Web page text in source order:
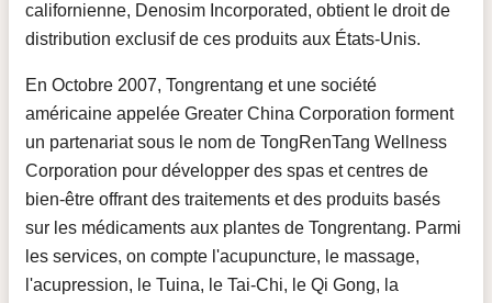
californienne, Denosim Incorporated, obtient le droit de
distribution exclusif de ces produits aux États-Unis.
En Octobre 2007, Tongrentang et une société
américaine appelée Greater China Corporation forment
un partenariat sous le nom de TongRenTang Wellness
Corporation pour développer des spas et centres de
bien-être offrant des traitements et des produits basés
sur les médicaments aux plantes de Tongrentang. Parmi
les services, on compte l'acupuncture, le massage,
l'acupression, le Tuina, le Tai-Chi, le Qi Gong, la